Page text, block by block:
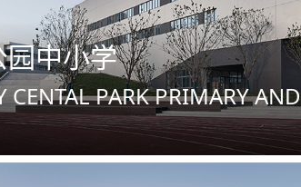
中小学
CENTAL PARK PRIMARY AND